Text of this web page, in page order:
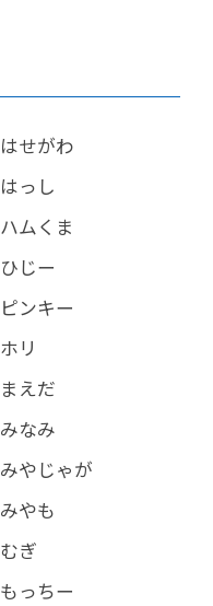
はせがわ
はっし
ハムくま
ひじー
ピンキー
ホリ
まえだ
みなみ
みやじゃが
みやも
むぎ
もっちー